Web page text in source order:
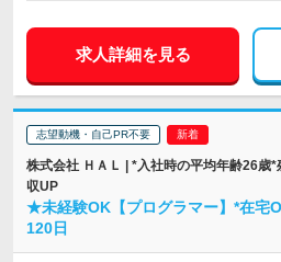
求人詳細を見る
志望動機・自己PR不要
株式会社 ＨＡＬ | *入社時の平均年齢26歳
収UP
★未経験OK【プログラマー】*在宅
120日